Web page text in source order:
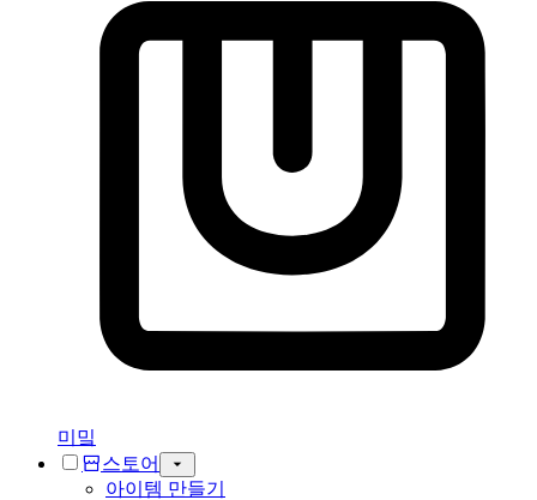
미밐
스토어
아이템 만들기